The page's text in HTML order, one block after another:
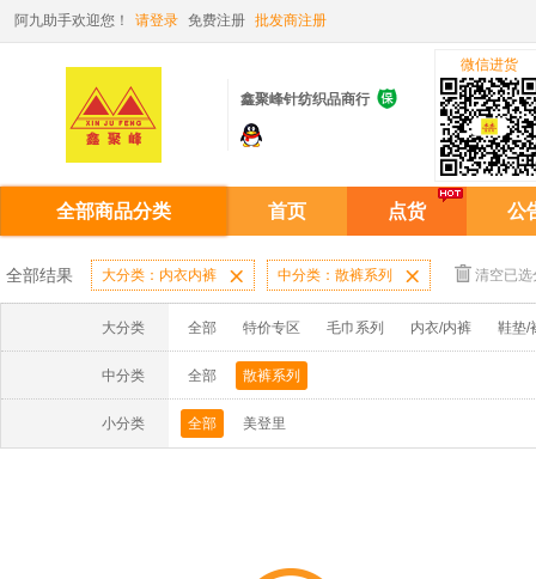
阿九助手欢迎您！ 请登录 免费注册 批发商注册
鑫聚峰针纺织品商行 
微信进货
全部商品分类 首页 点货 公
全部结果 大分类：内衣内裤  中分类：散裤系列  清空已选
大分类 全部 特价专区 毛巾系列 内衣/内裤 鞋垫/
中分类 全部 散裤系列
小分类 全部 美登里